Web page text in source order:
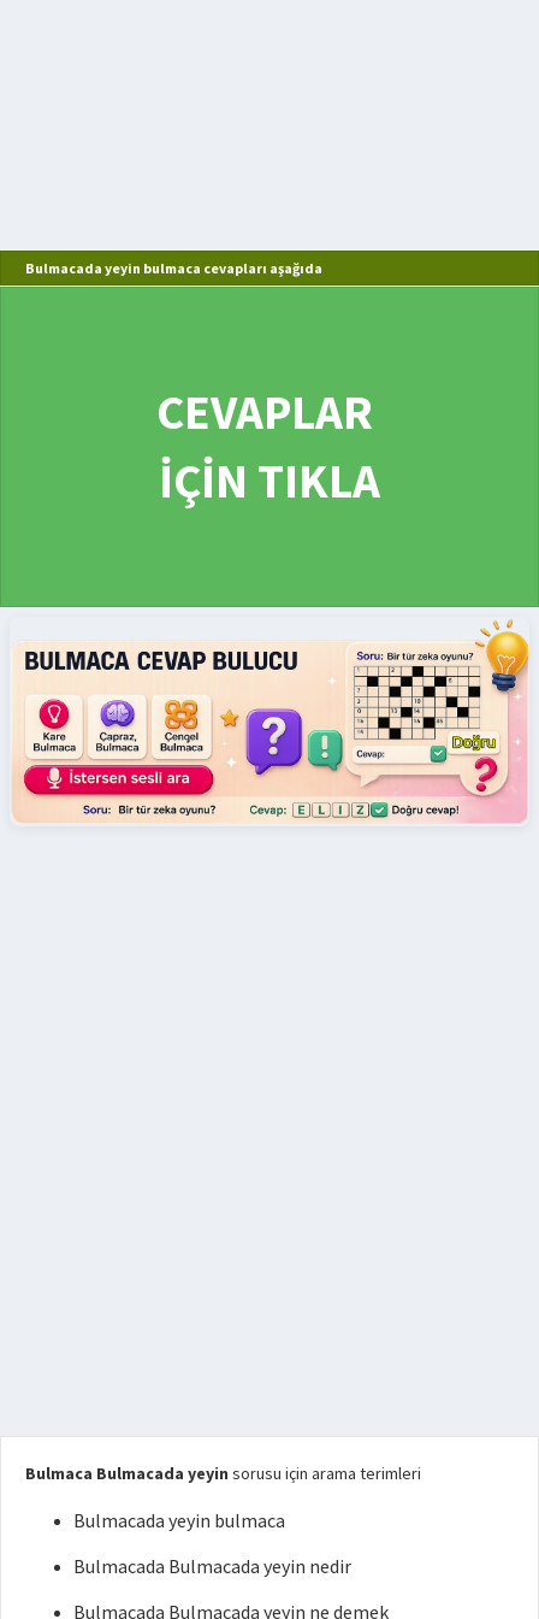
Bulmacada yeyin bulmaca cevapları aşağıda
CEVAPLAR
İÇİN TIKLA
Bulmaca Bulmacada yeyin sorusu için arama terimleri
Bulmacada yeyin bulmaca
Bulmacada Bulmacada yeyin nedir
Bulmacada Bulmacada yeyin ne demek